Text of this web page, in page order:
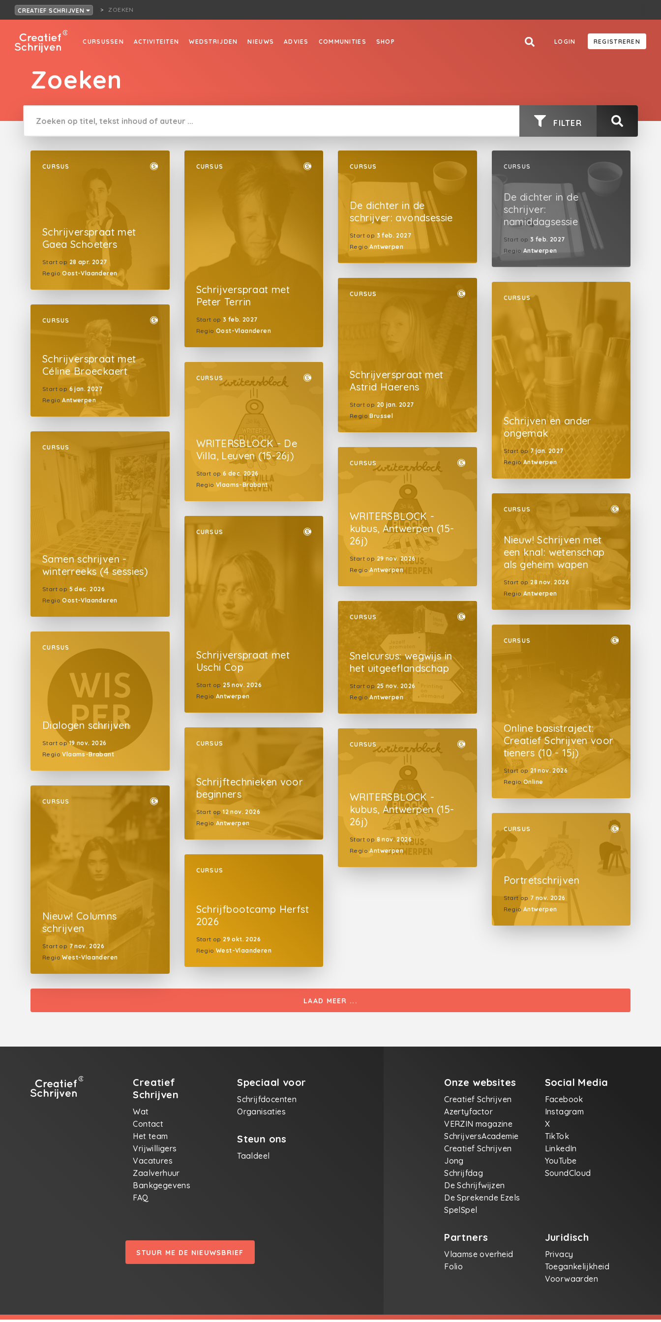
CREATIEF SCHRIJVEN ZOEKEN
CURSUSSEN ACTIVITEITEN WEDSTRIJDEN NIEUWS ADVIES COMMUNITIES SHOP LOGIN REGISTREREN
Zoeken
FILTER
CURSUS
Schrijverspraat met
Gaea Schoeters
Start op 28 apr. 2027
Regio Oost-Vlaanderen
CURSUS
Schrijverspraat met
Peter Terrin
Start op 3 feb. 2027
Regio Oost-Vlaanderen
CURSUS
De dichter in de
schrijver: avondsessie
Start op 3 feb. 2027
Regio Antwerpen
CURSUS
De dichter in de
schrijver:
namiddagsessie
Start op 3 feb. 2027
Regio Antwerpen
CURSUS
Schrijverspraat met
Astrid Haerens
Start op 20 jan. 2027
Regio Brussel
CURSUS
Schrijven en ander
ongemak
Start op 7 jan. 2027
Regio Antwerpen
CURSUS
Schrijverspraat met
Céline Broeckaert
Start op 6 jan. 2027
Regio Antwerpen
CURSUS
WRITERSBLOCK - De
Villa, Leuven (15-26j)
Start op 6 dec. 2026
Regio Vlaams-Brabant
CURSUS
Samen schrijven -
winterreeks (4 sessies)
Start op 5 dec. 2026
Regio Oost-Vlaanderen
CURSUS
WRITERSBLOCK -
kubus, Antwerpen (15-
26j)
Start op 29 nov. 2026
Regio Antwerpen
CURSUS
Nieuw! Schrijven met
een knal: wetenschap
als geheim wapen
Start op 28 nov. 2026
Regio Antwerpen
CURSUS
Schrijverspraat met
Uschi Cop
Start op 25 nov. 2026
Regio Antwerpen
CURSUS
Snelcursus: wegwijs in
het uitgeeflandschap
Start op 25 nov. 2026
Regio Antwerpen
CURSUS
Online basistraject:
Creatief Schrijven voor
tieners (10 - 15j)
Start op 21 nov. 2026
Regio Online
CURSUS
Dialogen schrijven
Start op 19 nov. 2026
Regio Vlaams-Brabant
CURSUS
Schrijftechnieken voor
beginners
Start op 12 nov. 2026
Regio Antwerpen
CURSUS
WRITERSBLOCK -
kubus, Antwerpen (15-
26j)
Start op 8 nov. 2026
Regio Antwerpen
CURSUS
Nieuw! Columns
schrijven
Start op 7 nov. 2026
Regio West-Vlaanderen
CURSUS
Portretschrijven
Start op 7 nov. 2026
Regio Antwerpen
CURSUS
Schrijfbootcamp Herfst
2026
Start op 29 okt. 2026
Regio West-Vlaanderen
LAAD MEER ...
Creatief
Schrijven
Wat
Contact
Het team
Vrijwilligers
Vacatures
Zaalverhuur
Bankgegevens
FAQ
Speciaal voor
Schrijfdocenten
Organisaties
Steun ons
Taaldeel
STUUR ME DE NIEUWSBRIEF
Onze websites
Creatief Schrijven
Azertyfactor
VERZIN magazine
SchrijversAcademie
Creatief Schrijven
Jong
Schrijfdag
De Schrijfwijzen
De Sprekende Ezels
SpelSpel
Social Media
Facebook
Instagram
X
TikTok
LinkedIn
YouTube
SoundCloud
Partners
Vlaamse overheid
Folio
Juridisch
Privacy
Toegankelijkheid
Voorwaarden